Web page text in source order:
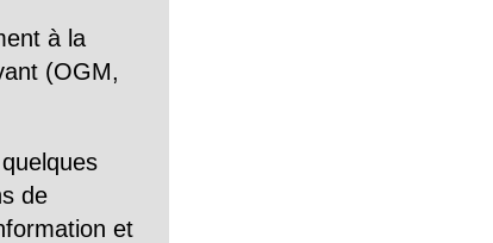
à la
(OGM,
de
et